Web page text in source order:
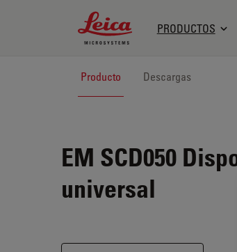
Leica Microsystems Logo
PRODUCTOS
Producto Descargas
EM SCD050
universal